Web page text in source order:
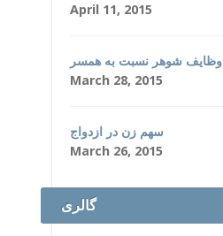
April 11, 2015
وظایف شوهر نسبت به همسر
March 28, 2015
سهم زن در ازدواج
March 26, 2015
گالری